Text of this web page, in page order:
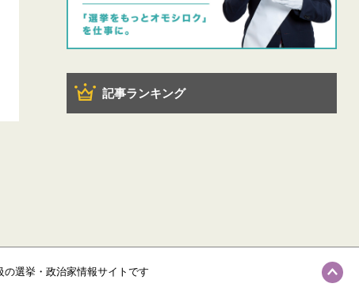
記事ランキング
の選挙・政治家情報サイトです